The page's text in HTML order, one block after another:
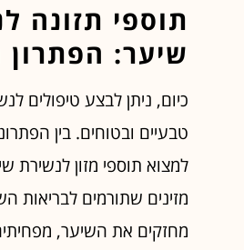
תוספי תזונה
שיער: הפתרון
כיום, ניתן לבצע טיפולים
טבעיים ובטוחים. בין
למצוא תוספי מזון לנשירת
מזינים שתורמים לבריאות
מחזקים את השיער,